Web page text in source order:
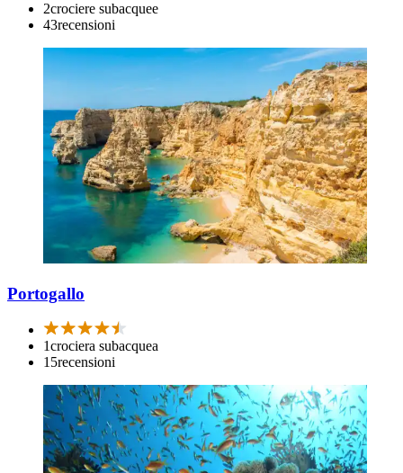
2crociere subacquee
43recensioni
Portogallo
1crociera subacquea
15recensioni